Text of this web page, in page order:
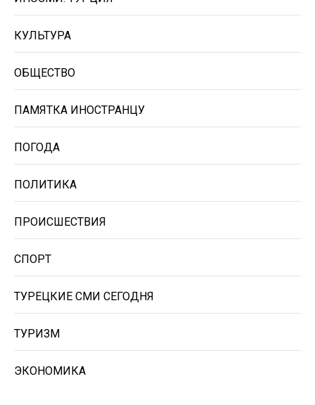
КУЛЬТУРА
ОБЩЕСТВО
ПАМЯТКА ИНОСТРАНЦУ
ПОГОДА
ПОЛИТИКА
ПРОИСШЕСТВИЯ
СПОРТ
ТУРЕЦКИЕ СМИ СЕГОДНЯ
ТУРИЗМ
ЭКОНОМИКА